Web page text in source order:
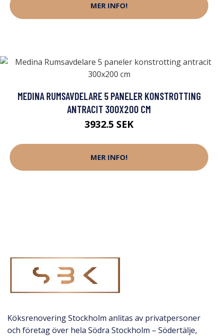
MER INFO!
MEDINA RUMSAVDELARE 5 PANELER KONSTROTTING
ANTRACIT 300X200 CM
3932.5 SEK
MER INFO!
Köksrenovering Stockholm anlitas av privatpersoner
och företag över hela Södra Stockholm – Södertälje,